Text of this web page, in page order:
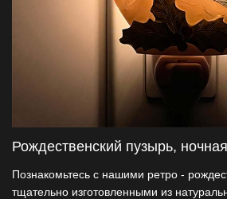
Рождественский пузырь,
Познакомьтесь с нашими ретро -
тщательно изготовленными из